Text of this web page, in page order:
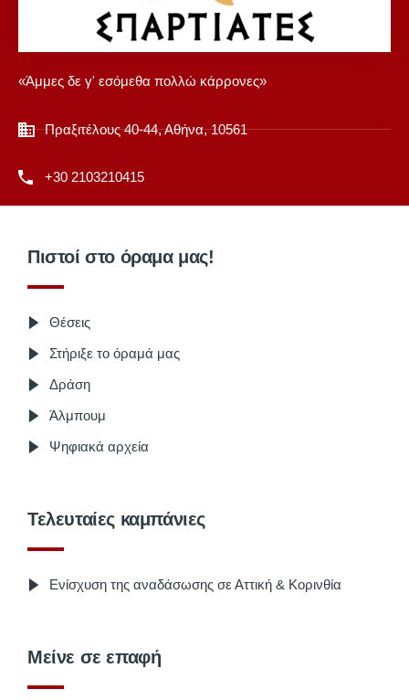
«Άμμες δε γ' εσόμεθα πολλώ κάρρονες»
Πραξιτέλους 40-44, Αθήνα, 10561
+30 2103210415
Πιστοί στο όραμα μας!
Θέσεις
Στήριξε το όραμά μας
Δράση
Άλμπουμ
Ψηφιακά αρχεία
Τελευταίες καμπάνιες
Ενίσχυση της αναδάσωσης σε Αττική & Κορινθία
Μείνε σε επαφή